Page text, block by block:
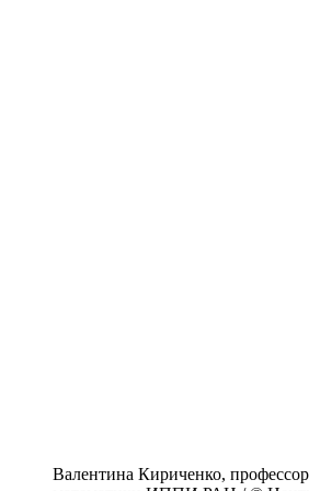
Валентина Кириченко, профессор